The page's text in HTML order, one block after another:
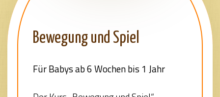
Bewegung und Spiel
Für Babys ab 6 Wochen bis 1 Jahr